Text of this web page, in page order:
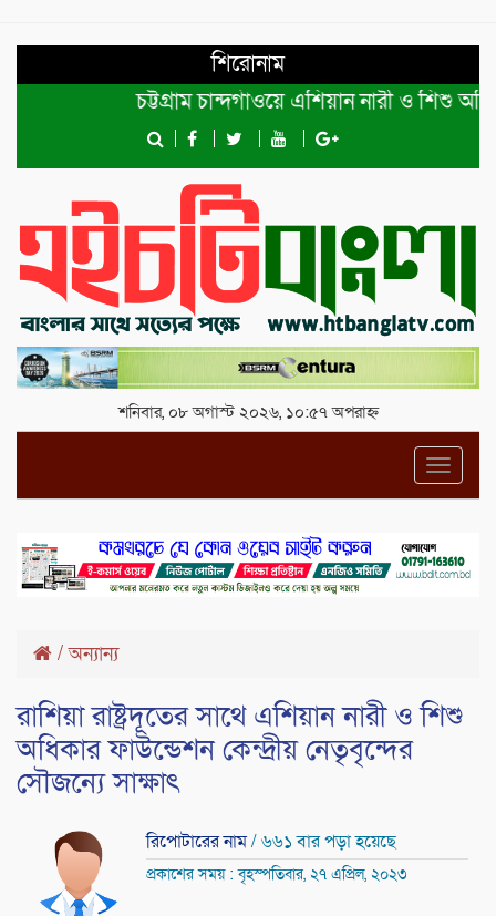
শিরোনাম
চট্টগ্রাম চান্দগাঁওয়ে এশিয়ান নারী ও শিশু
শনিবার, ০৮ অগাস্ট ২০২৬, ১০:৫৭ অপরাহ্ন
/অন্যান্য
রাশিয়া রাষ্ট্রদূতের সাথে এশিয়ান নারী ও শিশু
অধিকার ফাউন্ডেশন কেন্দ্রীয় নেতৃবৃন্দের
সৌজন্যে সাক্ষাৎ
রিপোটারের নাম/ ৬৬১ বার পড়া হয়েছে
প্রকাশের সময় : বৃহস্পতিবার, ২৭ এপ্রিল, ২০২৩